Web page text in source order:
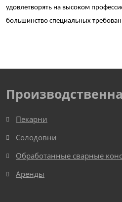
удовлетворять на высоком
большинство специальных
Пекарни
Солодовни
Обработанные сварные
Аренды